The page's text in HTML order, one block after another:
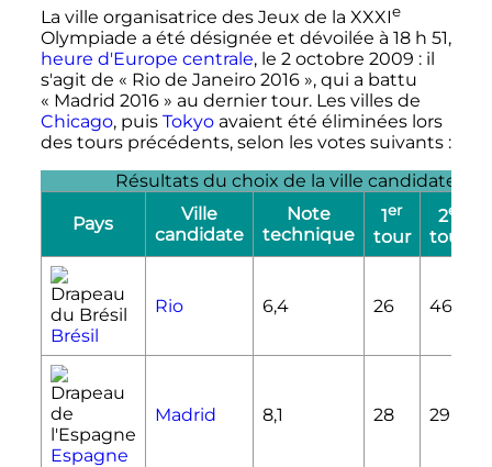
La ville organisatrice des Jeux de la XXXIe
Olympiade a été désignée et dévoilée à 18 h 51,
heure d'Europe centrale, le 2 octobre 2009 : il
s'agit de « Rio de Janeiro 2016 », qui a battu
« Madrid 2016 » au dernier tour. Les villes de
Chicago, puis Tokyoavaient été éliminées lors
des tours précédents, selon les votes suivants :
Résultats du choix de la ville candidate
Pays
Ville
candidate
Note
technique
1er
tour
2e
tour
Brésil
Rio 6,4 26 46
Espagne
Madrid 8,1 28 29